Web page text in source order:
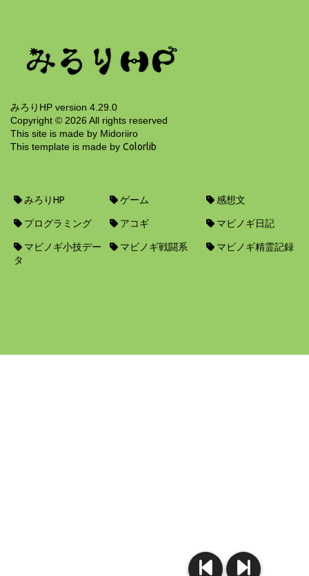
みろりHP version 4.29.0
Copyright © 2026 All rights reserved
This site is made by Midoriiro
This template is made by Colorlib
みろりHP ゲーム 感想文
プログラミング アコギ マビノギ日記
マビノギ小技デー
タ
マビノギ戦闘系 マビノギ精霊記録